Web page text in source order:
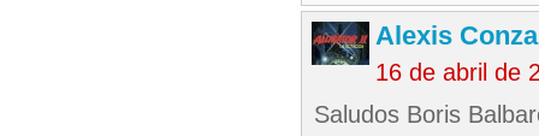
Alexis
16 de abril de
Saludos Boris